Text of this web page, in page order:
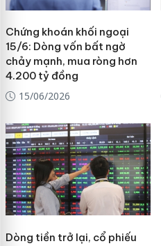
Chứng khoán khối ngoại
15/6: Dòng vốn bất ngờ
chảy mạnh, mua ròng hơn
4.200 tỷ đồng
15/06/2026
Dòng tiền trở lại, cổ phiếu